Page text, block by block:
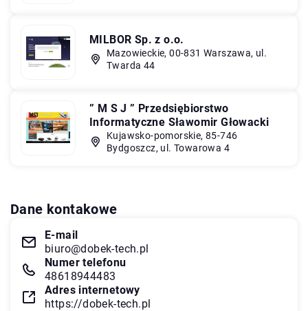
MILBOR Sp. z o.o.
Mazowieckie, 00-831 Warszawa, ul.
Twarda 44
” M S J ” Przedsiębiorstwo
Informatyczne Sławomir Głowacki
Kujawsko-pomorskie, 85-746
Bydgoszcz, ul. Towarowa 4
Dane kontakowe
E-mail
biuro@dobek-tech.pl
Numer telefonu
48618944483
Adres internetowy
https://dobek-tech.pl